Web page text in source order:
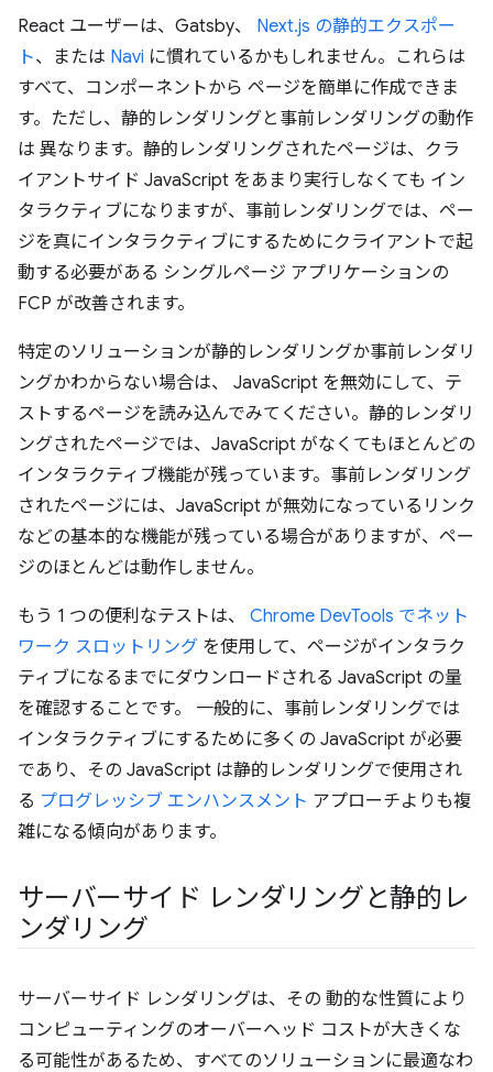
React ユーザーは、Gatsby、 Next.js の静的エクスポー
ト、または Navi に慣れているかもしれません。これらは
すべて、コンポーネントから ページを簡単に作成できま
す。ただし、静的レンダリングと事前レンダリングの動作
は 異なります。静的レンダリングされたページは、クラ
イアントサイド JavaScript をあまり実行しなくても イン
タラクティブになりますが、事前レンダリングでは、ペー
ジを真にインタラクティブにするためにクライアントで起
動する必要がある シングルページ アプリケーションの
FCP が改善されます。
特定のソリューションが静的レンダリングか事前レンダリ
ングかわからない場合は、 JavaScript を無効にして、テ
ストするページを読み込んでみてください。静的レンダリ
ングされたページでは、JavaScript がなくてもほとんどの
インタラクティブ機能が残っています。事前レンダリング
されたページには、JavaScript が無効になっているリンク
などの基本的な機能が残っている場合がありますが、ペー
ジのほとんどは動作しません。
もう 1 つの便利なテストは、 Chrome DevTools でネット
ワーク スロットリング を使用して、ページがインタラク
ティブになるまでにダウンロードされる JavaScript の量
を確認することです。 一般的に、事前レンダリングでは
インタラクティブにするために多くの JavaScript が必要
であり、その JavaScript は静的レンダリングで使用され
る プログレッシブ エンハンスメント アプローチよりも複
雑になる傾向があります。
サーバーサイド レンダリングと静的レ
ンダリング
サーバーサイド レンダリングは、その 動的な性質により
コンピューティングのオーバーヘッド コストが大きくな
る可能性があるため、すべてのソリューションに最適なわ